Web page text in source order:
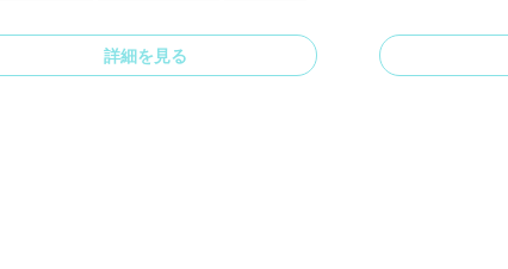
詳細を見る